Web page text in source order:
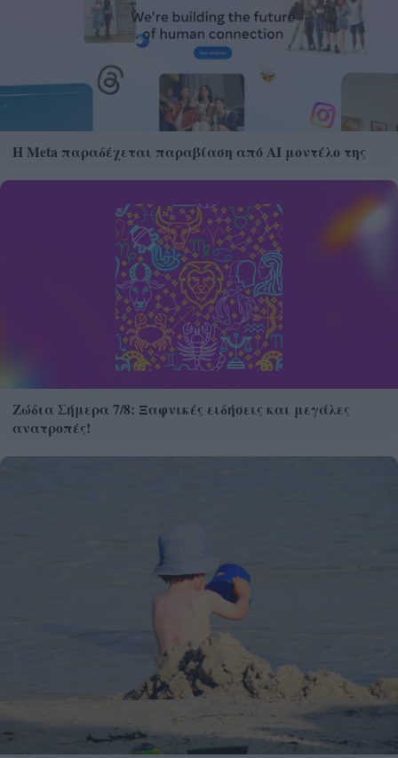
Η Meta παραδέχεται παραβίαση από AI μοντέλο της
Ζώδια Σήμερα 7/8: Ξαφνικές ειδήσεις και μεγάλες
ανατροπές!